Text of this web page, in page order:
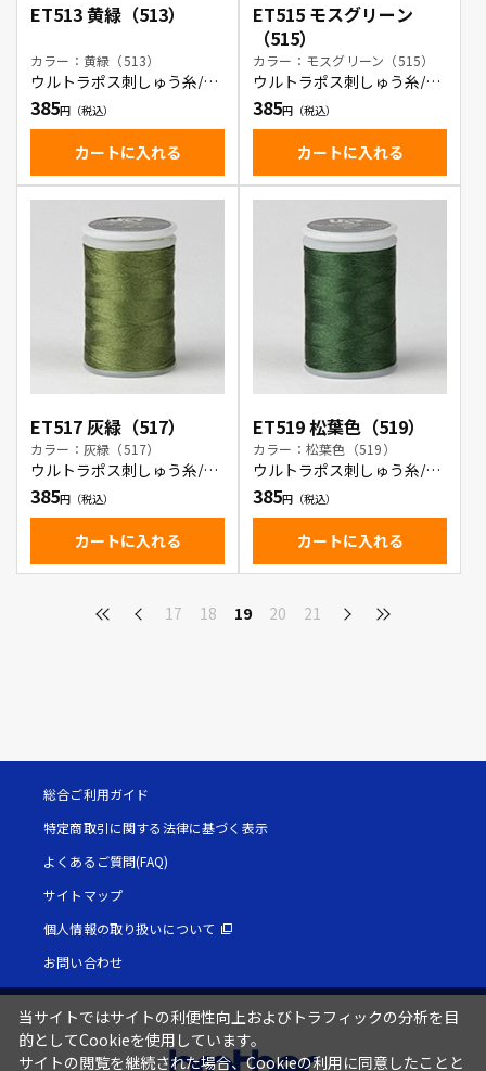
ET513 黄緑（513）
カラー：黄緑（513）
ウルトラポス刺しゅう糸/黄
緑
385
カートに入れる
ET515 モスグリーン
（515）
カラー：モスグリーン（515）
ウルトラポス刺しゅう糸/モ
スグリーン
385
カートに入れる
ET517 灰緑（517）
カラー：灰緑（517）
ウルトラポス刺しゅう糸/灰
緑
385
カートに入れる
ET519 松葉色（519）
カラー：松葉色（519）
ウルトラポス刺しゅう糸/松
葉色
385
カートに入れる
17 18 19 20 21
総合ご利用ガイド
特定商取引に関する法律に基づく表示
よくあるご質問(FAQ)
サイトマップ
個人情報の取り扱いについて
お問い合わせ
当サイトではサイトの利便性向上およびトラフィックの分析を目
的としてCookieを使用しています。
サイトの閲覧を継続された場合、Cookieの利用に同意したことと